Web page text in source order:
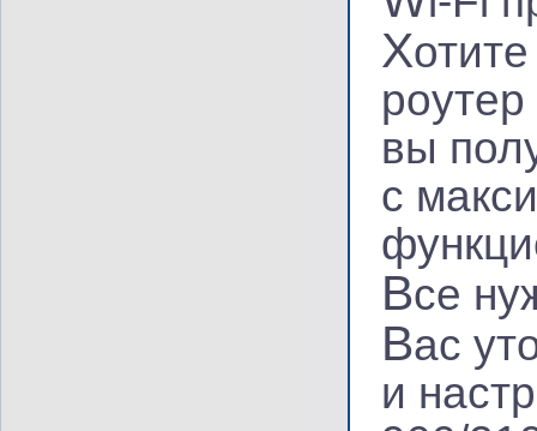
Х
вы
с
Все
Вас
и